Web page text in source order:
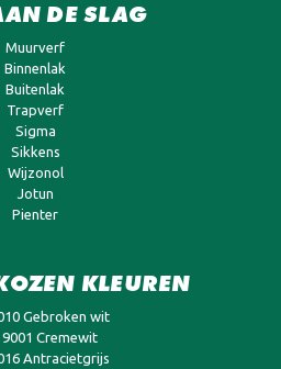
DE SLAG
Muurverf
Binnenlak
Buitenlak
Trapverf
Sigma
Sikkens
Wijzonol
Jotun
Pienter
KLEUREN
Gebroken wit
9001 Cremewit
Antracietgrijs